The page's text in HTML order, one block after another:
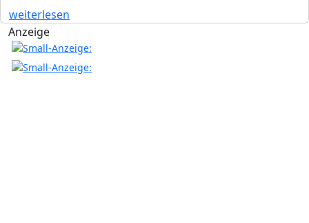
weiterlesen
Anzeige